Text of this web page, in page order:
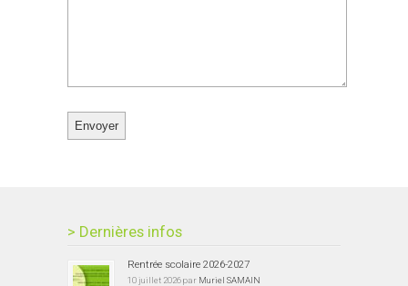
> Dernières infos
Rentrée scolaire 2026-2027
10 juillet 2026 par Muriel SAMAIN